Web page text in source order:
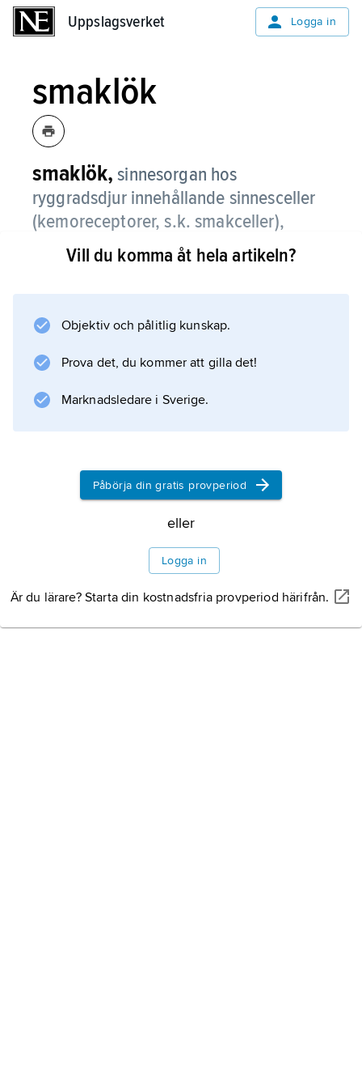
Uppslagsverket Logga in
smaklök
smaklök, sinnesorgan hos
ryggradsdjur innehållande sinnesceller
(kemoreceptorer, s.k. smakceller),
stödjeceller, basalceller och nervfibrer.
smaklökar även i huden.
Information om artikeln
Vill du komma åt hela artikeln?
Objektiv och pålitlig kunskap.
Prova det, du kommer att gilla det!
Marknadsledare i Sverige.
Påbörja din gratis provperiod
eller
Logga in
Är du lärare? Starta din kostnadsfria provperiod härifrån.